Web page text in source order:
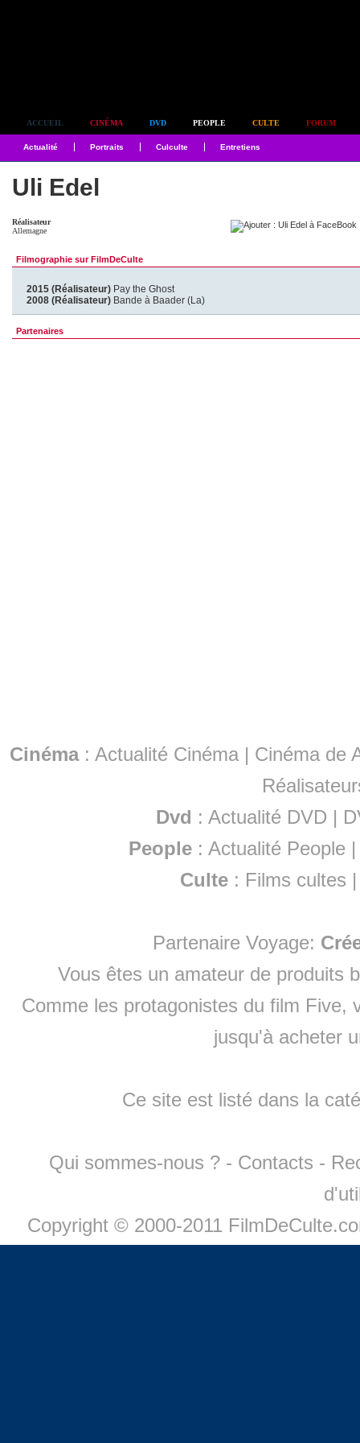
ACCUEIL CINÉMA DVD PEOPLE CULTE FORUM
Actualité Portraits Culculte Entretiens
Uli Edel
Réalisateur
Allemagne
Filmographie sur FilmDeCulte
2015 (Réalisateur) Pay the Ghost
2008 (Réalisateur) Bande à Baader (La)
Partenaires
Cinéma: Actualité Cinéma | Cinéma de
Dvd : Actualité DVD |
People :Actualité People
Culte : Films cultes
Partenaire Voyage:
Vous êtes un amateur de produits
Comme les protagonistes du film Five,
jusqu'à acheter
Ce site est listé dans la
Qui sommes-nous ? - Contacts -
Copyright © 2000-2011